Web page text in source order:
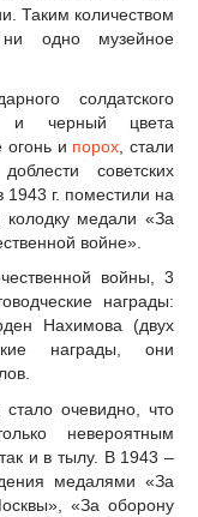
Таким количеством
одно музейное
солдатского
и черный цвета
огонь и порох , стали
советских
г. поместили на
медали «За
войне».
войны, 3
награды:
Нахимова (двух
награды, они
очевидно, что
невероятным
и в тылу. В 1943 –
медалями «За
«За оборону